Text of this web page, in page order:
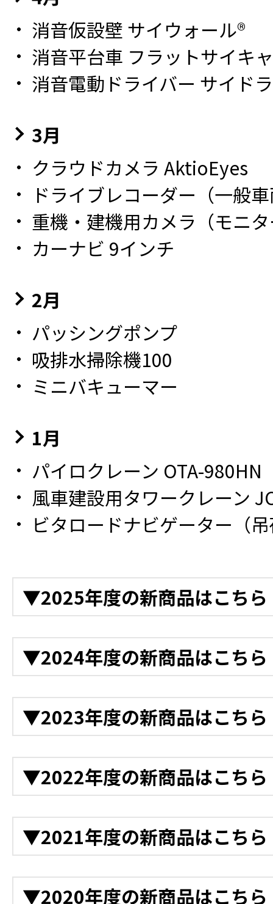
消音仮設壁 サイウォール®
消音平台車 フラットサイキ
消音電動ドライバー サイド
3月
クラウドカメラ AktioEyes
ドライブレコーダー（一般
重機・建機用カメラ（モニ
カーナビ 9インチ
2月
パッシングポンプ
吸排水掃除機100
ミニバキューマー
1月
パイロクレーン OTA-980HN
風車建設用タワークレーン
ビタロードナビゲーター（
▼2025年度の新商品はこちら
12月
衝突被害軽減アシスト装
後付け衝突軽減システム
ラ
ホー
11月
ゲート付きカゴ台車
クローラー台車
▼2024年度の新商品はこちら
12月
電動バックホー
電動ドライコンプレッサ
電動ランマー
電動プレート
11月
電動階段運搬車 NEO電ネ
▼2023年度の新商品はこちら
12月
軌陸Vダンプ D-1628
軌陸バックホー
鉄道用LED投光機
11月
▼2022年度の新商品はこちら
12月
アルミ製収納庫台車
ハンドパレット（自走式
▼2021年度の新商品はこちら
12月
▼2020年度の新商品はこちら